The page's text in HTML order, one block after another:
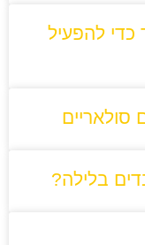
כדי להפעיל
סולאריים
בלילה?